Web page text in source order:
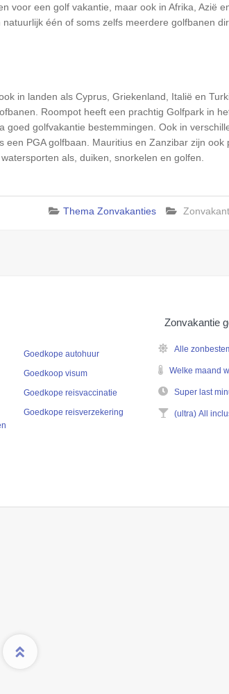
voor een golf vakantie, maar ook in Afrika, Azië
één of soms zelfs meerdere golfbanen
in landen als Cyprus, Griekenland, Italië en
Roompot heeft een prachtig Golfpark in
golfvakantie bestemmingen. Ook in
PGA golfbaan. Mauritius en Zanzibar zijn
als, duiken, snorkelen en golfen.
Thema Zonvakanties
Goedkope autohuur
Goedkoop visum
Goedkope reisvaccinatie
Goedkope reisverzekering
Zonvakantie
Alle
Welke maand
Super last
(ultra) All